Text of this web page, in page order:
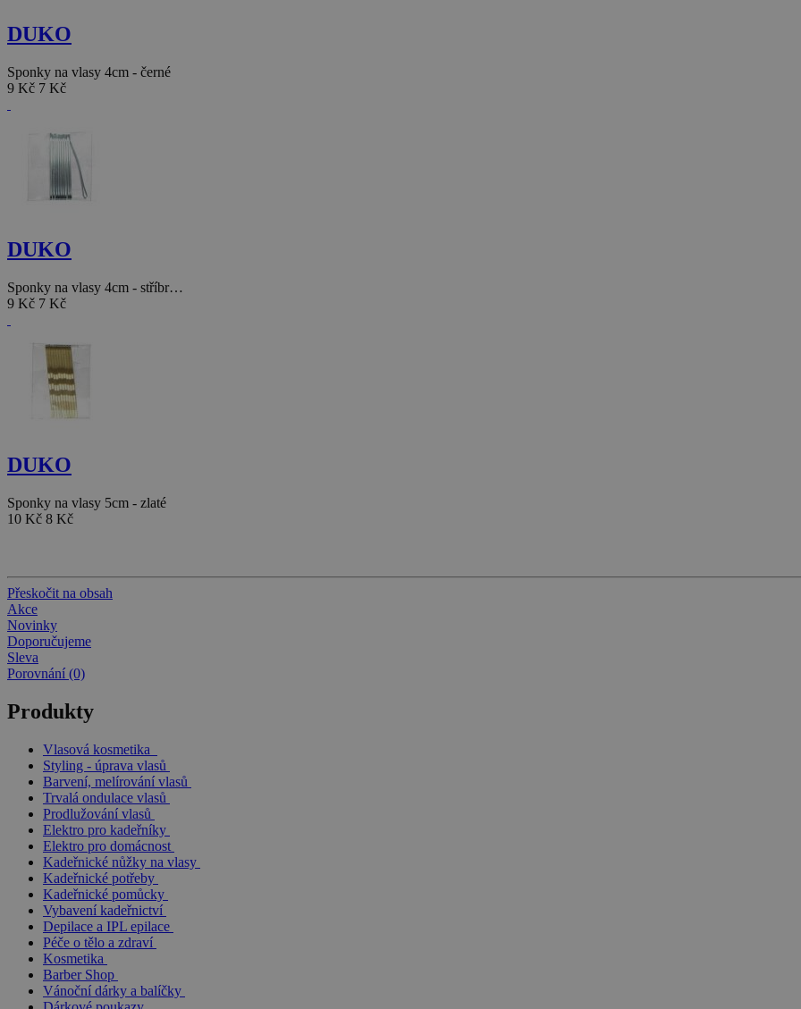
DUKO
Sponky na vlasy 4cm - černé
9 Kč 7 Kč
DUKO
Sponky na vlasy 4cm - stříbr…
9 Kč 7 Kč
DUKO
Sponky na vlasy 5cm - zlaté
10 Kč 8 Kč
Přeskočit na obsah
Akce
Novinky
Doporučujeme
Sleva
Porovnání (0)
Produkty
Vlasová kosmetika
Styling - úprava vlasů
Barvení, melírování vlasů
Trvalá ondulace vlasů
Prodlužování vlasů
Elektro pro kadeřníky
Elektro pro domácnost
Kadeřnické nůžky na vlasy
Kadeřnické potřeby
Kadeřnické pomůcky
Vybavení kadeřnictví
Depilace a IPL epilace
Péče o tělo a zdraví
Kosmetika
Barber Shop
Vánoční dárky a balíčky